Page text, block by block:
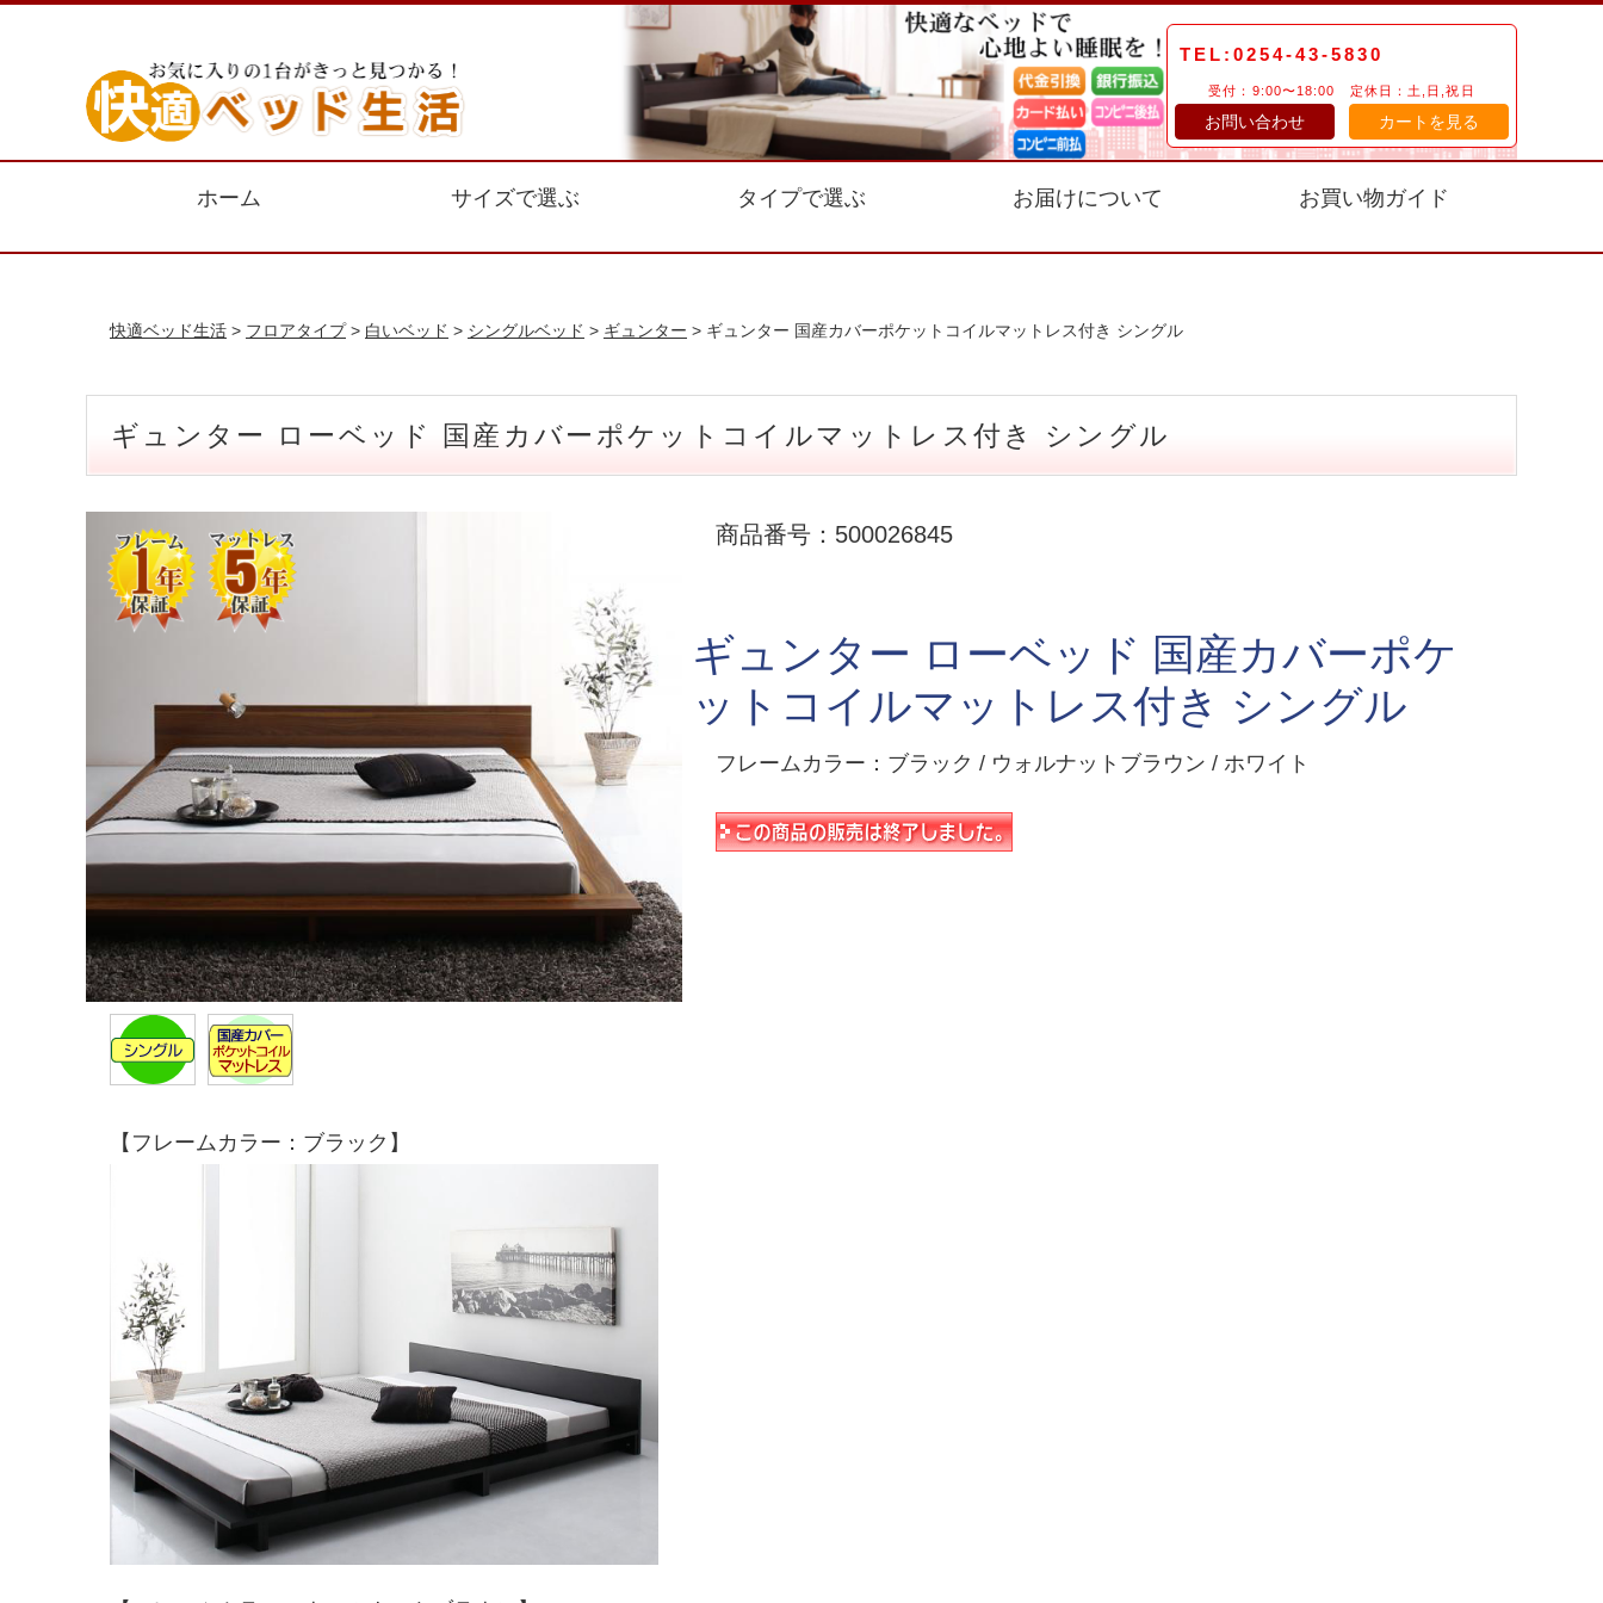
TEL:0254-43-5830
受付：9:00〜18:00 定休日：土,日,祝日
お問い合わせ カートを見る
ホーム サイズで選ぶ タイプで選ぶ お届けについて お買い物ガイド
快適ベッド生活 > フロアタイプ> 白いベッド > シングルベッド > ギュンター > ギュンター 国産カバーポケットコイルマットレス付き シングル
ギュンター ローベッド 国産カバーポケットコイルマットレス付き シングル
【フレームカラー：ブラック】
商品番号：500026845
ギュンター ローベッド 国産カバーポケ
ットコイルマットレス付き シングル
フレームカラー：ブラック / ウォルナットブラウン / ホワイト